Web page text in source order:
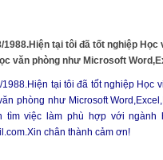
tại tôi đã tốt nghiệp
văn phòng như Microsoft
tại tôi đã tốt nghiệp
phòng như Microsoft
tìm việc làm phù hợp với
chân thành cảm ơn!